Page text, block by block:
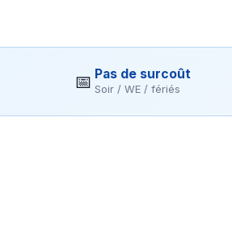
📅 Pas de surcoût
Soir / WE / fériés